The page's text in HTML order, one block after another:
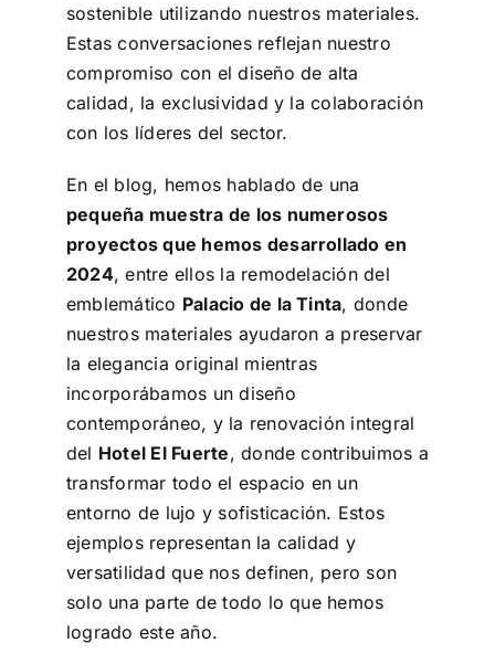
sostenible utilizando nuestros materiales.
Estas conversaciones reflejan nuestro
compromiso con el diseño de alta
calidad, la exclusividad y la colaboración
con los líderes del sector.
En el blog, hemos hablado de una
pequeña muestra de los numerosos
proyectos que hemos desarrollado en
2024, entre ellos la remodelación del
emblemático Palacio de la Tinta, donde
nuestros materiales ayudaron a preservar
la elegancia original mientras
incorporábamos un diseño
contemporáneo, y la renovación integral
del Hotel El Fuerte, donde contribuimos a
transformar todo el espacio en un
entorno de lujo y sofisticación. Estos
ejemplos representan la calidad y
versatilidad que nos definen, pero son
solo una parte de todo lo que hemos
logrado este año.